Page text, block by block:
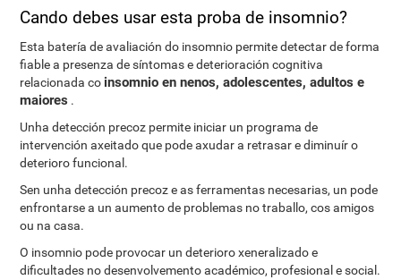
Cando debes usar esta proba de insomnio?
Esta batería de avaliación do insomnio permite detectar de forma
fiable a presenza de síntomas e deterioración cognitiva
relacionada co insomnio en nenos, adolescentes, adultos e
maiores .
Unha detección precoz permite iniciar un programa de
intervención axeitado que pode axudar a retrasar e diminuír o
deterioro funcional.
Sen unha detección precoz e as ferramentas necesarias, un pode
enfrontarse a un aumento de problemas no traballo, cos amigos
ou na casa.
O insomnio pode provocar un deterioro xeneralizado e
dificultades no desenvolvemento académico, profesional e social.